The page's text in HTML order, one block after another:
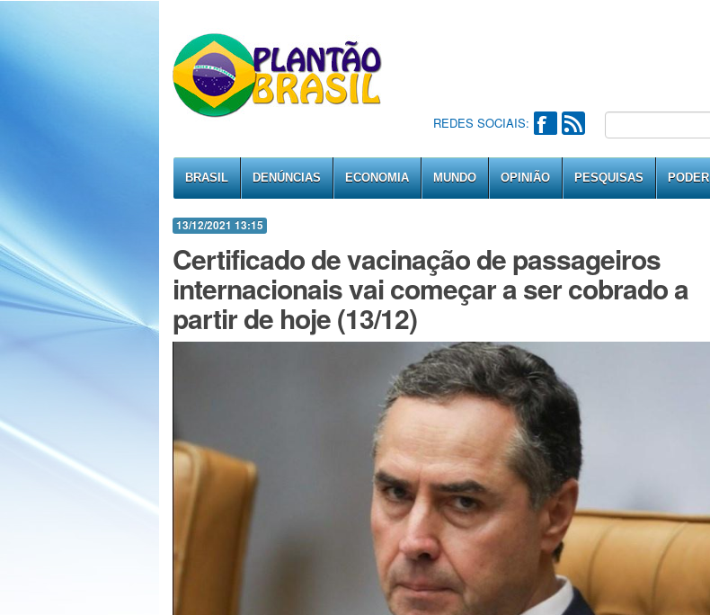
REDES SOCIAIS:
BRASIL DENÚNCIAS ECONOMIA MUNDO OPINIÃO PESQUISAS PODER
13/12/2021 13:15
Certificado de vacinação de passageiros
internacionais vai começar a ser cobrado a
partir de hoje (13/12)